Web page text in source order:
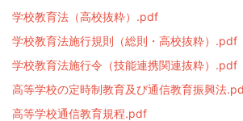
学校教育法（高校抜粋）.pdf
学校教育法施行規則（総則・高校抜粋）.pdf
学校教育法施行令（技能連携関連抜粋）.pdf
高等学校の定時制教育及び通信教育振興法
高等学校通信教育規程.pdf